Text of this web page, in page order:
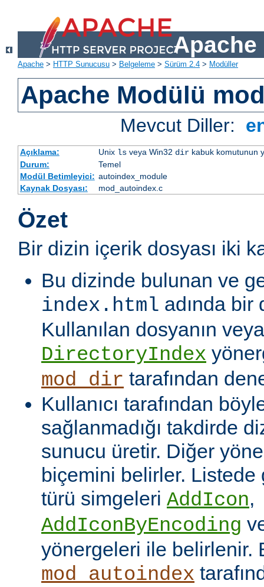
Apache
Apache > HTTP Sunucusu > Belgeleme > Sürüm 2.4 > Modüller
Apache Modülü
Mevcut Diller:
Açıklama: Unix lsveya Win32 dirkabuk komutunun
Durum:
Temel
Modül Betimleyici: autoindex_module
Kaynak Dosyası:
mod_autoindex.c
Özet
Bir dizin içerik dosyası iki
Bu dizinde bulunan ve
index.html adında bir
Kullanılan dosyanın
DirectoryIndex
mod_dir tarafından
Kullanıcı tarafından
sağlanmadığı takdirde
sunucu üretir. Diğer
biçemini belirler.
türü simgeleri AddIcon,
AddIconByEncoding
yönergeleri ile belirlenir.
mod_autoindex